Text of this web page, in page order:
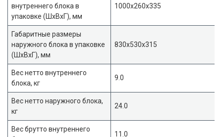
внутреннего блока в
упаковке (ШxВxГ), мм
1000x260x335
Габаритные размеры
наружного блока в упаковке
(ШxВxГ), мм
830x530x315
Вес нетто внутреннего
блока, кг
9.0
Вес нетто наружного блока,
кг
24.0
Вес брутто внутреннего
11.0